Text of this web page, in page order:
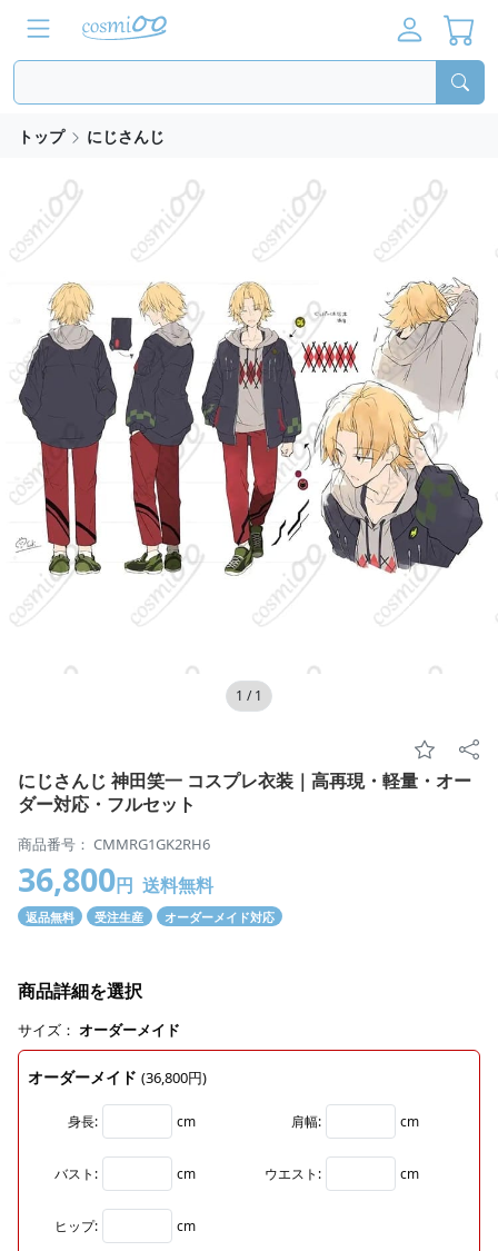
トップ にじさんじ
1 /1
にじさんじ 神田笑一 コスプレ衣装｜高再現・軽量・オー
ダー対応・フルセット
商品番号： CMMRG1GK2RH6
36,800円 送料無料
返品無料 受注生産 オーダーメイド対応
商品詳細を選択
サイズ： オーダーメイド
オーダーメイド (36,800円)
身長: cm 肩幅: cm
バスト: cm ウエスト: cm
ヒップ: cm